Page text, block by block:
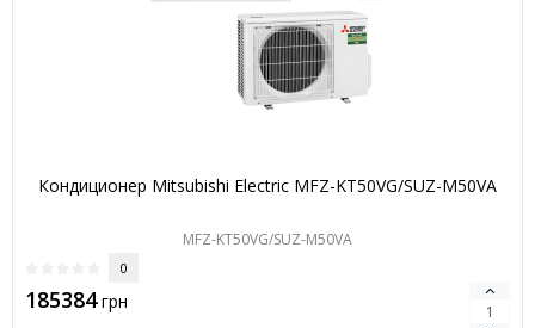
Кондиционер Mitsubishi Electric MFZ-KT50VG/SUZ-M50VA
MFZ-KT50VG/SUZ-M50VA
0
185384грн